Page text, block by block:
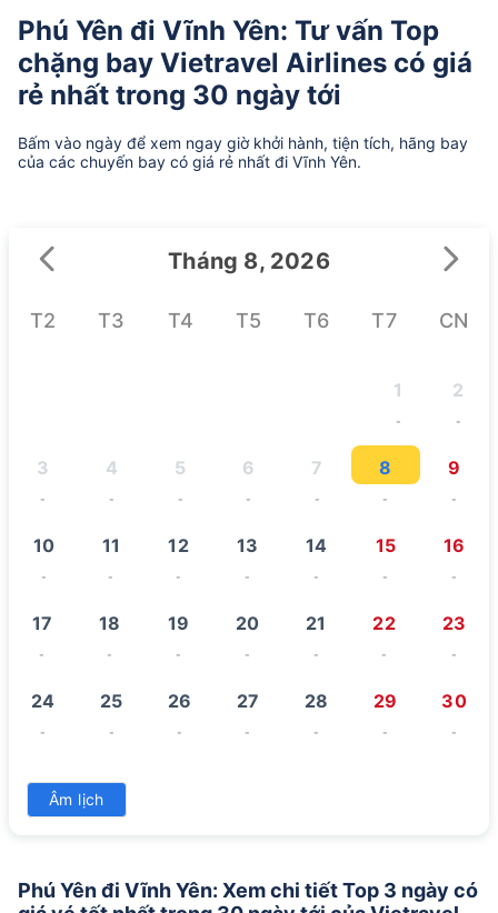
Phú Yên đi Vĩnh Yên: Tư vấn Top
chặng bay Vietravel Airlines có giá
rẻ nhất trong 30 ngày tới
Bấm vào ngày để xem ngay giờ khởi hành, tiện tích, hãng bay
của các chuyến bay có giá rẻ nhất đi Vĩnh Yên.
Tháng 8, 2026
T2 T3 T4 T5 T6 T7 CN
1
-
2
-
3
-
4
-
5
-
6
-
7
-
8
-
9
-
10
-
11
-
12
-
13
-
14
-
15
-
16
-
17
-
18
-
19
-
20
-
21
-
22
-
23
-
24
-
25
-
26
-
27
-
28
-
29
-
30
-
31
Âm lịch
Phú Yên đi Vĩnh Yên: Xem chi tiết Top 3 ngày có